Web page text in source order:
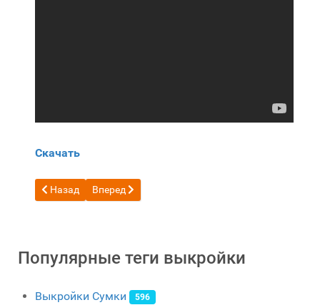
Скачать
Предыдущий: Бесплатная выкройка Бесшовный кожаный
Назад Следующий: Бесплатная выкройка простой
Вперед
Популярные теги выкройки
Выкройки Сумки 596